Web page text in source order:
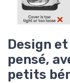
Design
pensé,
petits